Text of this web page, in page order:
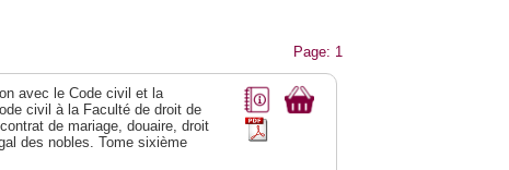
Page: 1
avec le Code civil et la
civil à la Faculté de droit de
de mariage, douaire, droit
des nobles. Tome sixième